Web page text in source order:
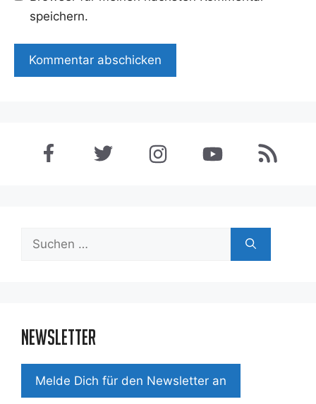
speichern.
Suchen
Newsletter
Mel­de Dich für den News­let­ter an